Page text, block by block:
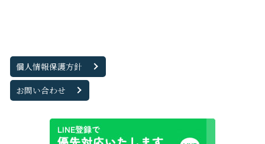
個人情報保護方針
お問い合わせ